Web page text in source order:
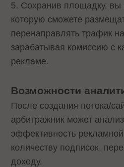
5. Сохранив площадку, вы
которую сможете
перенаправлять трафик
зарабатывая комиссию с
рекламе.
Возможности
После создания потока/
арбитражник может
эффективность
количеству подписок,
доходу.